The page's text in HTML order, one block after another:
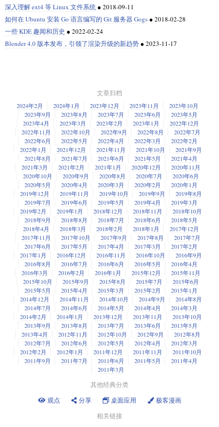
深入理解 ext4 等 Linux 文件系统 ● 2018-09-11
如何在 Ubuntu 安装 Go 语言编写的 Git 服务器 Gogs ● 2018-02-28
一些 KDE 趣闻和历史 ● 2022-02-24
Blender 4.0 版本发布，引领了渲染升级的新趋势 ● 2023-11-17
文章归档
2024年2月 2024年1月 2023年12月 2023年11月
2023年10月
2023年9月
2023年8月 2023年7月 2023年6月
2023年5月
2023年4月
2023年3月 2023年2月 2023年1月
2022年12月
2022年11月
2022年10月 2022年9月 2022年8月
2022年7月
2022年6月
2022年5月 2022年4月 2022年3月
2022年2月
2022年1月
2021年12月 2021年11月 2021年10月
2021年9月
2021年8月
2021年7月 2021年6月 2021年5月
2021年4月
2021年3月
2021年2月 2021年1月 2020年12月
2020年11月
2020年10月
2020年9月 2020年8月 2020年7月
2020年6月
2020年5月
2020年4月 2020年3月 2020年2月
2020年1月
2019年12月
2019年11月 2019年10月 2019年9月
2019年8月
2019年7月
2019年6月 2019年5月 2019年4月
2019年3月
2019年2月
2019年1月 2018年12月 2018年11月
2018年10月
2018年9月
2018年8月 2018年7月 2018年6月
2018年5月
2018年4月
2018年3月 2018年2月 2018年1月
2017年12月
2017年11月
2017年10月 2017年9月 2017年8月
2017年7月
2017年6月
2017年5月 2017年4月 2017年3月
2017年2月
2017年1月
2016年12月 2016年11月 2016年10月
2016年9月
2016年8月
2016年7月 2016年6月 2016年5月
2016年4月
2016年3月
2016年2月 2016年1月 2015年12月
2015年11月
2015年10月
2015年9月 2015年8月 2015年7月
2015年6月
2015年5月
2015年4月 2015年3月 2015年2月
2015年1月
2014年12月
2014年11月 2014年10月 2014年9月
2014年8月
2014年7月
2014年6月 2014年5月 2014年4月
2014年3月
2014年2月
2014年1月 2013年12月 2013年11月
2013年10月
2013年9月
2013年8月 2013年7月 2013年6月
2013年5月
2013年4月
2012年11月 2012年10月 2012年9月
2012年8月
2012年7月
2012年6月 2012年5月 2012年4月
2012年3月
2012年2月
2012年1月 2011年12月 2011年11月
2011年10月
2011年9月
2011年7月 2011年6月 2011年5月
2011年4月
2011年3月
其他经典分类
观点
分享 桌面应用
极客漫画
相关链接